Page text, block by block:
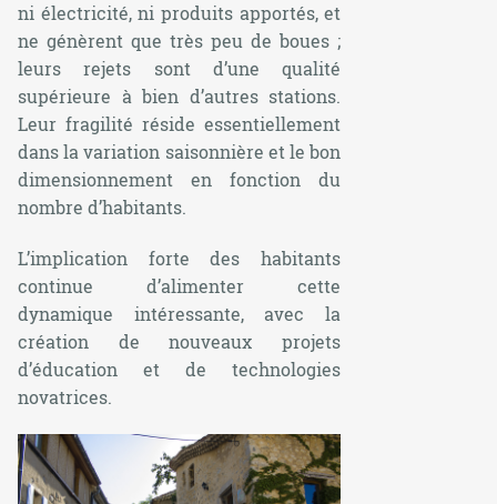
ni électricité, ni produits apportés, et
ne génèrent que très peu de boues ;
leurs rejets sont d’une qualité
supérieure à bien d’autres stations.
Leur fragilité réside essentiellement
dans la variation saisonnière et le bon
dimensionnement en fonction du
nombre d’habitants.
L’implication forte des habitants
continue d’alimenter cette
dynamique intéressante, avec la
création de nouveaux projets
d’éducation et de technologies
novatrices.